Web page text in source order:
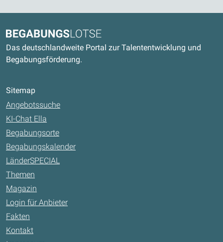
Begabungslotse
Das deutschlandweite Portal zur Talententwicklung und
Begabungsförderung.
Sitemap
Angebotssuche
KI-Chat Ella
Begabungsorte
Begabungskalender
LänderSPECIAL
Themen
Magazin
Login für Anbieter
Fakten
Kontakt